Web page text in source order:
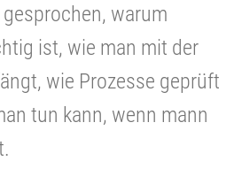
warum
ist, wie man mit der
wie Prozesse geprüft
tun kann, wenn mann